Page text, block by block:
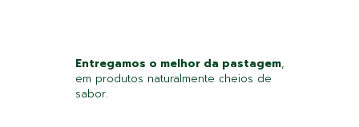
Entregamos o melhor da pastagem,
em produtos naturalmente cheios de
sabor.